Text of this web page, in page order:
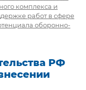
комплекса и
работ в сфере
оборонно-
РФ